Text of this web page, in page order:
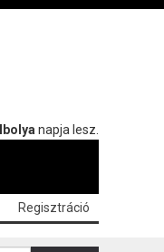
Ibolya napja lesz.
Regisztráció